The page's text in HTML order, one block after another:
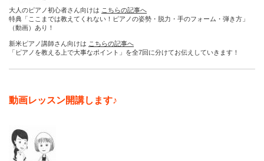
大人のピアノ初心者さん向けは こちらの記事へ
特典「ここまでは教えてくれない！ピアノの姿勢・脱力・手のフォーム・弾き方」
（動画）あり！
新米ピアノ講師さん向けは こちらの記事へ
「ピアノを教える上で大事なポイント」を全7回に分けてお伝えしていきます！
動画レッスン開講します♪